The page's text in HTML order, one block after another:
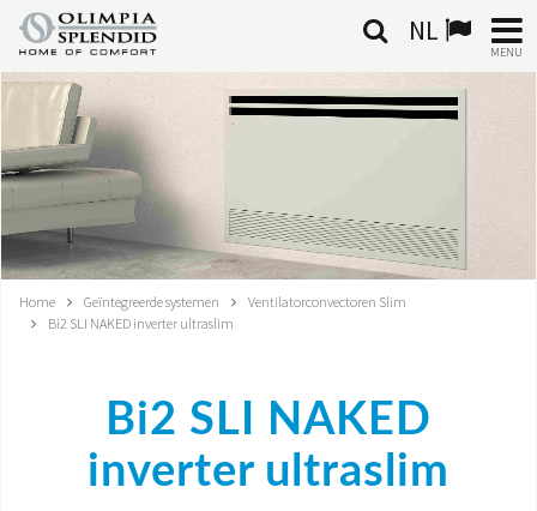
NL
MENU
NEDERLANDSE
HOME
KLIMAATREGELING
VERWARMING
GEÏNTEGREERDE SYSTEMEN
CONTACTEN
Home Geïntegreerde systemen
Ventilatorconvectoren Slim
Bi2 SLI NAKED inverter ultraslim
Bi2 SLI NAKED
inverter ultraslim